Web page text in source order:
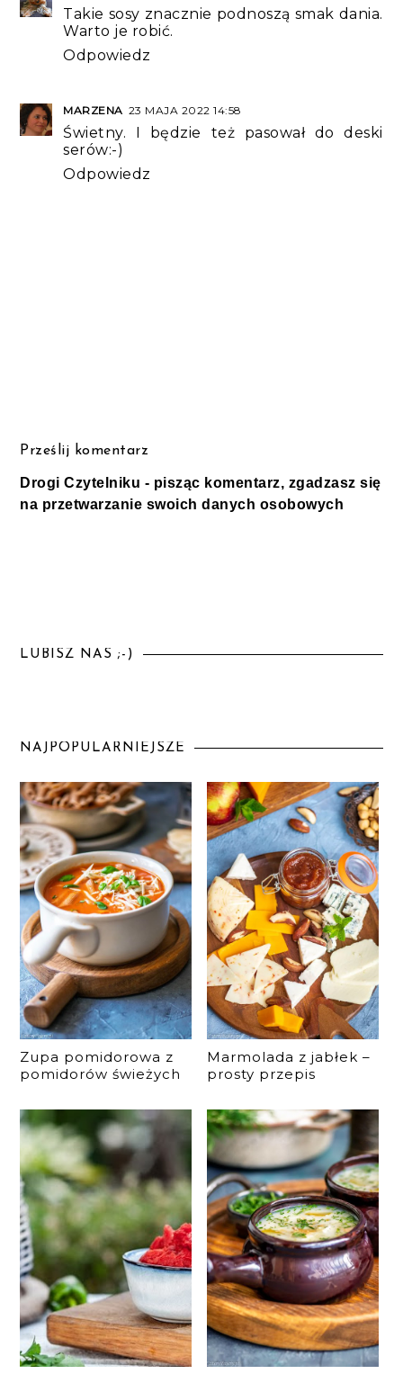
Takie sosy znacznie podnoszą smak dania.
Warto je robić.
Odpowiedz
MARZENA 23 MAJA 2022 14:58
Świetny. I będzie też pasował do deski
serów:-)
Odpowiedz
Prześlij komentarz
Drogi Czytelniku - pisząc komentarz, zgadzasz się
na przetwarzanie swoich danych osobowych
LUBISZ NAS ;-)
NAJPOPULARNIEJSZE
Zupa pomidorowa z
pomidorów świeżych
Marmolada z jabłek –
prosty przepis